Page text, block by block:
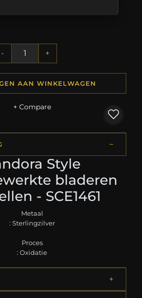
- +
AAN WINKELWAGEN
+ Compare
Style
bladeren
- SCE1461
Metaal
: Sterlingzilver
Proces
: Oxidatie